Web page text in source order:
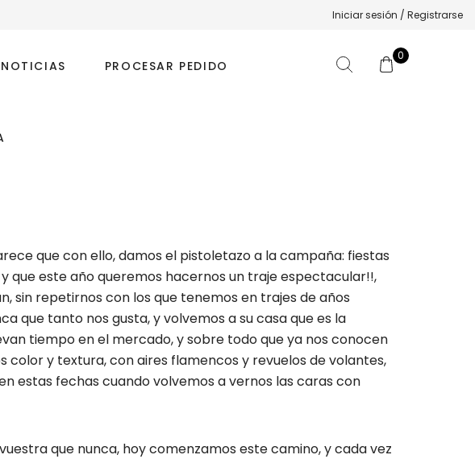
Iniciar sesión / Registrarse
NOTICIAS PROCESAR PEDIDO
0
que con ello, damos el pistoletazo a la campaña: fiestas
que este año queremos hacernos un traje espectacular!!,
sin repetirnos con los que tenemos en trajes de años
que tanto nos gusta, y volvemos a su casa que es la
tiempo en el mercado, y sobre todo que ya nos conocen
color y textura, con aires flamencos y revuelos de volantes,
estas fechas cuando volvemos a vernos las caras con
que nunca, hoy comenzamos este camino, y cada vez